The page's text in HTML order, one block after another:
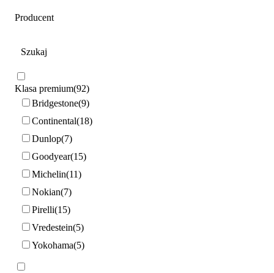
Producent
Klasa premium 92
Bridgestone 9
Continental 18
Dunlop 7
Goodyear 15
Michelin 11
Nokian 7
Pirelli 15
Vredestein 5
Yokohama 5